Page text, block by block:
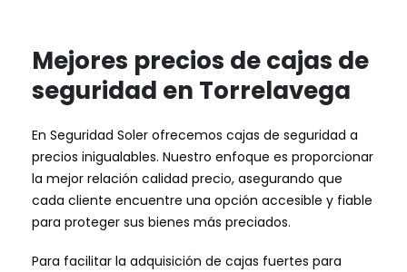
Mejores precios de cajas de
seguridad en Torrelavega
En Seguridad Soler ofrecemos cajas de seguridad a
precios inigualables. Nuestro enfoque es proporcionar
la mejor relación calidad precio, asegurando que
cada cliente encuentre una opción accesible y fiable
para proteger sus bienes más preciados.
Para facilitar la adquisición de cajas fuertes para